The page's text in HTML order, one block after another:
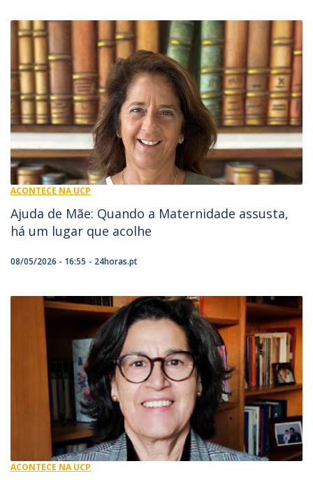
ACONTECE NA UCP
Ajuda de Mãe: Quando a Maternidade assusta,
há um lugar que acolhe
08/05/2026 - 16:55 24horas.pt
ACONTECE NA UCP